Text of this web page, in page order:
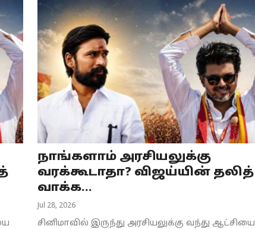
நாங்களாம் அரசியலுக்கு
வரக்கூடாதா? விஜய்யின் தலித்
வாக்க...
Jul 28, 2026
சினிமாவில் இருந்து அரசியலுக்கு வந்து ஆட்சியை